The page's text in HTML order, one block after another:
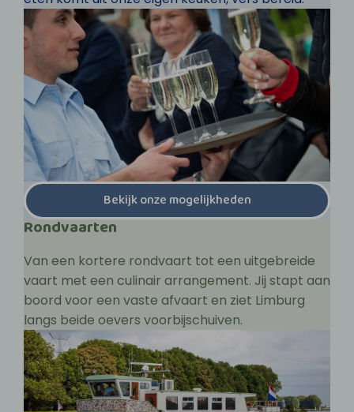
Bekijk onze mogelijkheden
Rondvaarten
Van een kortere rondvaart tot een uitgebreide
vaart met een culinair arrangement. Jij stapt aan
boord voor een vaste afvaart en ziet Limburg
langs beide oevers voorbijschuiven.